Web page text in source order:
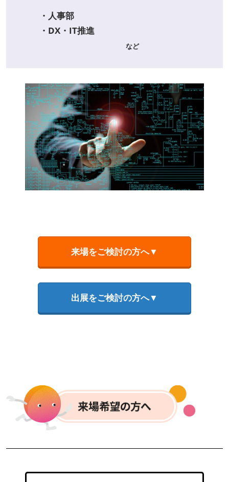
・人事部
・DX・IT推進
など
来場をご検討の方へ▼
出展をご検討の方へ▼